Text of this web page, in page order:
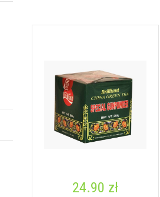
24.90 zł